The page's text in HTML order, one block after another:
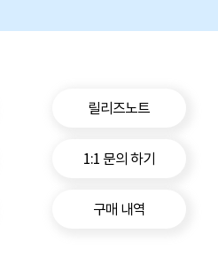
릴리즈노트
1:1 문의 하기
구매 내역